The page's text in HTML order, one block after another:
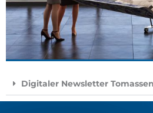
Digitaler Newsletter